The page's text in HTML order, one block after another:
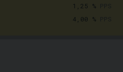
1,25 %
4,00 %